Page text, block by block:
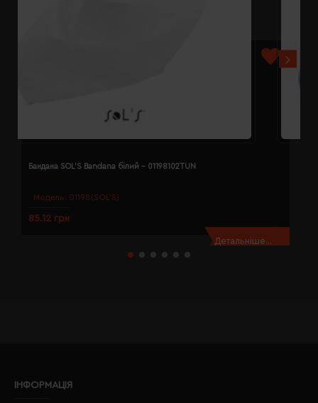
Модель: 01198(SOL’S)
Бандана SOL'S Bandana білий - 01198102TUN
85.12 грн
Детальніше...
ІНФОРМАЦІЯ